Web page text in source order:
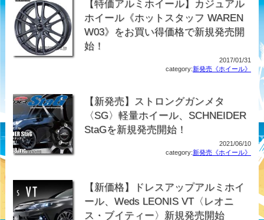
【特価アルミホイール】カジュアル
ホイール《ホットスタッフ WAREN
W03》をお買い得価格で新規発売開
始！
2017/01/31
category:新発売《ホイール》
【新発売】ストロングガンメタ
〈SG〉軽量ホイール、SCHNEIDER
StaGを新規発売開始！
2021/06/10
category:新発売《ホイール》
【新価格】ドレスアップアルミホイ
ール、Weds LEONIS VT〈レオニ
ス・ブイティー〉新規発売開始